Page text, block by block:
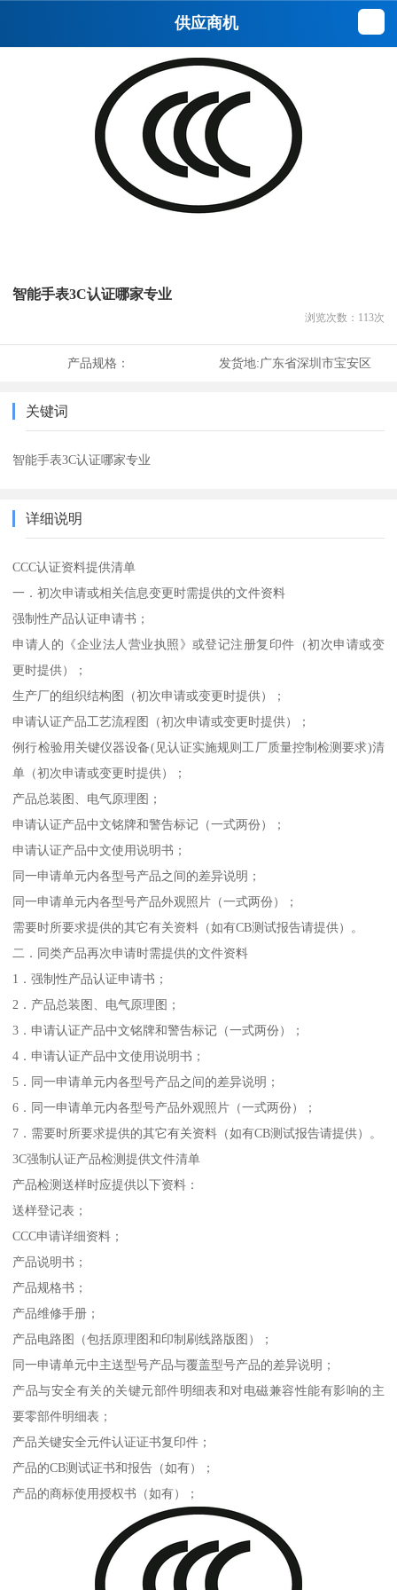
供应商机
智能手表3C认证哪家专业
浏览次数： 113次
产品规格： 发货地:广东省深圳市宝安区
关键词
智能手表3C认证哪家专业
详细说明
CCC认证资料提供清单
一．初次申请或相关信息变更时需提供的文件资料
强制性产品认证申请书；
申请人的《企业法人营业执照》或登记注册复印件（初次申请或变
更时提供）；
生产厂的组织结构图（初次申请或变更时提供）；
申请认证产品工艺流程图（初次申请或变更时提供）；
例行检验用关键仪器设备(见认证实施规则工厂质量控制检测要求)清
单（初次申请或变更时提供）；
产品总装图、电气原理图；
申请认证产品中文铭牌和警告标记（一式两份）；
申请认证产品中文使用说明书；
同一申请单元内各型号产品之间的差异说明；
同一申请单元内各型号产品外观照片（一式两份）；
需要时所要求提供的其它有关资料（如有CB测试报告请提供）。
二．同类产品再次申请时需提供的文件资料
1．强制性产品认证申请书；
2．产品总装图、电气原理图；
3．申请认证产品中文铭牌和警告标记（一式两份）；
4．申请认证产品中文使用说明书；
5．同一申请单元内各型号产品之间的差异说明；
6．同一申请单元内各型号产品外观照片（一式两份）；
7．需要时所要求提供的其它有关资料（如有CB测试报告请提供）。
3C强制认证产品检测提供文件清单
产品检测送样时应提供以下资料：
送样登记表；
CCC申请详细资料；
产品说明书；
产品规格书；
产品维修手册；
产品电路图（包括原理图和印制刷线路版图）；
同一申请单元中主送型号产品与覆盖型号产品的差异说明；
产品与安全有关的关键元部件明细表和对电磁兼容性能有影响的主
要零部件明细表；
产品关键安全元件认证证书复印件；
产品的CB测试证书和报告（如有）；
产品的商标使用授权书（如有）；